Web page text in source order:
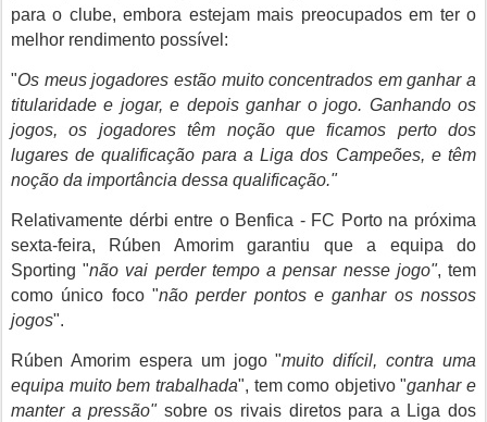
para o clube, embora estejam mais preocupados em ter o
melhor rendimento possível:
"Os meus jogadores estão muito concentrados em ganhar a
titularidade e jogar, e depois ganhar o jogo. Ganhando os
jogos, os jogadores têm noção que ficamos perto dos
lugares de qualificação para a Liga dos Campeões, e têm
noção da importância dessa qualificação."
Relativamente dérbi entre o Benfica - FC Porto na próxima
sexta-feira, Rúben Amorim garantiu que a equipa do
Sporting "não vai perder tempo a pensar nesse jogo", tem
como único foco "não perder pontos e ganhar os nossos
jogos".
Rúben Amorim espera um jogo "muito difícil, contra uma
equipa muito bem trabalhada", tem como objetivo "ganhar e
manter a pressão"sobre os rivais diretos para a Liga dos